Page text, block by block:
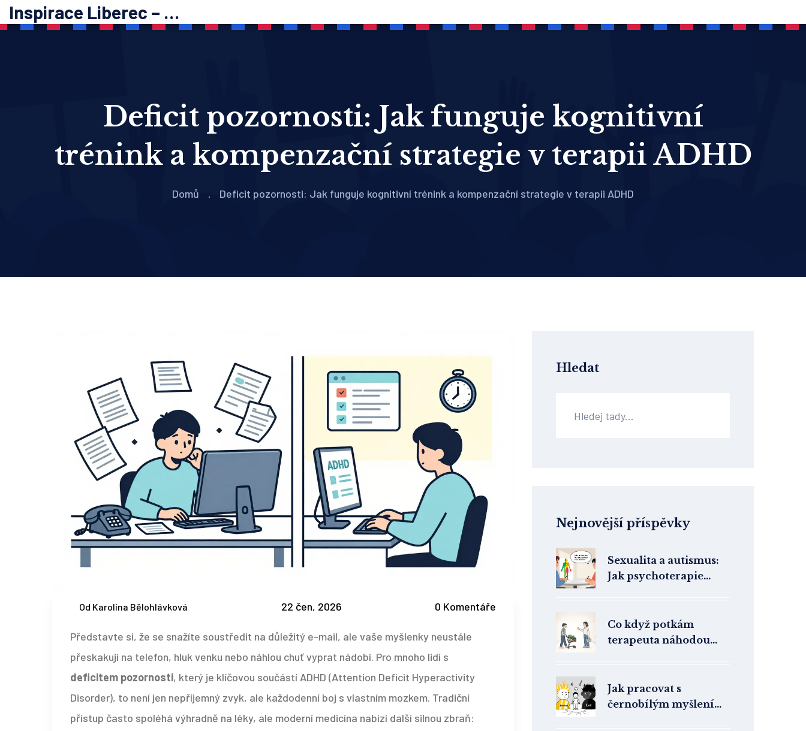
Inspirace Liberec – psychoterapie
Deficit pozornosti: Jak funguje kognitivní
trénink a kompenzační strategie v terapii ADHD
Domů Deficit pozornosti: Jak funguje kognitivní trénink a kompenzační strategie v terapii ADHD
Od Karolína Bělohlávková 22 čen, 2026 0 Komentáře
Představte si, že se snažíte soustředit na důležitý e-mail, ale vaše myšlenky neustále
přeskakují na telefon, hluk venku nebo náhlou chuť vyprat nádobí. Pro mnoho lidí s
deficitem pozornosti, který je klíčovou součástí ADHD (Attention Deficit Hyperactivity
Disorder), to není jen nepříjemný zvyk, ale každodenní boj s vlastním mozkem. Tradiční
přístup často spoléhá výhradně na léky, ale moderní medicína nabízí další silnou zbraň:
Hledat
Nejnovější příspěvky
Sexualita a autismus:
Jak psychoterapie
Co když potkám
terapeuta náhodou
důležité je
Jak pracovat s
černobílým myšlením